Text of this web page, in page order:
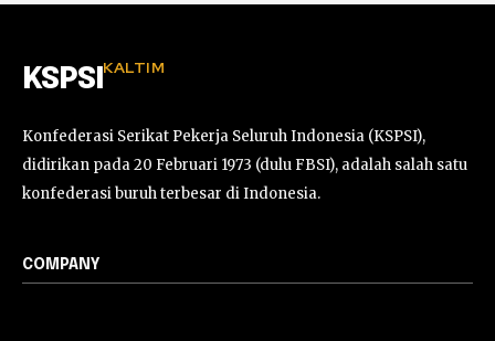
KSPSI KALTIM
Konfederasi Serikat Pekerja Seluruh Indonesia (KSPSI),
didirikan pada 20 Februari 1973 (dulu FBSI), adalah salah satu
konfederasi buruh terbesar di Indonesia.
COMPANY